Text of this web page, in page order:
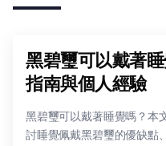
黑碧璽可以戴著
指南與個人經驗
黑碧璽可以戴著睡覺嗎？本
討睡覺佩戴黑碧璽的優缺點